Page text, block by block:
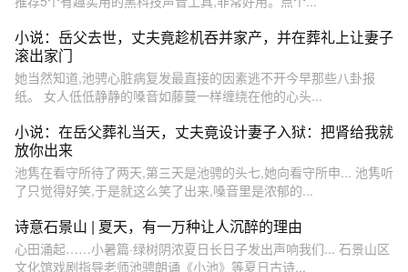
小说：岳父去世，丈夫竟趁机吞并家产，并在葬礼上让妻子
滚出家门
她当然知道,池骋心脏病复发最直接的因素逃不开今早那些八卦报
纸。 女人低低静静的嗓音如藤蔓一样缠绕在他的心头...
小说：在岳父葬礼当天，丈夫竟设计妻子入狱：把肾给我就
放你出来
池隽在看守所待了两天,第三天是池骋的头七,她向看守所申... 池隽听
了只觉得好笑,于是就这么笑了出来,嗓音里是浓郁的...
诗意石景山 | 夏天，有一万种让人沉醉的理由
心田涌起……小暑篇·绿树阴浓夏日长日子发出声响我们... 石景山区
文化馆戏剧指导老师池骋朗诵《小池》等夏日古诗...